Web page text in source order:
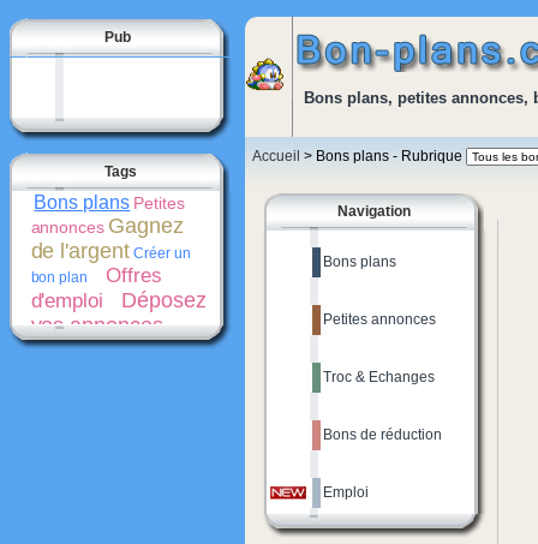
Pub
Tags
Bons plans Petites
annonces Gagnez
de l'argent Créer un
bon plan
Offres
d'emploi
Déposez
vos annonces
gratuitement
Bons
Bons plans, petites
Accueil > Bons plans - Rubrique
Navigation
Bons plans
Petites annonces
Troc & Echanges
Bons de réduction
Emploi